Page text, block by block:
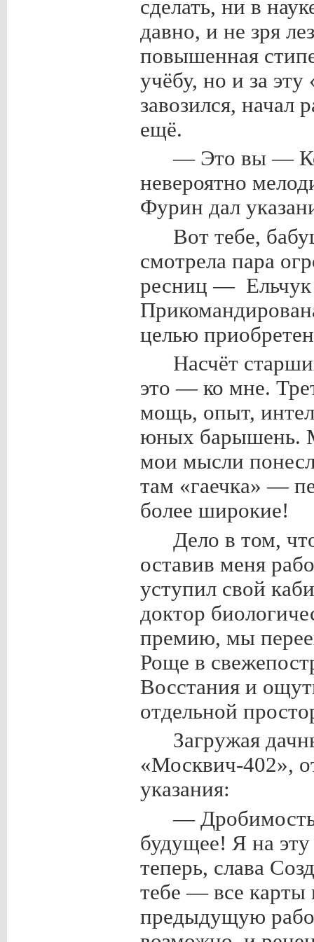
сделать, ни в
давно, и не зря
повышенная
учёбу, но и за
завозился, начал
ещё.
— Это вы —
невероятно
Фурин дал
Вот тебе,
смотрела пара
ресниц — Ельчук
целью
Насчёт
это — ко мне.
мощь, опыт,
юных барышень.
мои мысли
там «гаечка» —
более широкие!
Дело в том,
оставив меня
уступил свой
доктор
премию, мы
Роще в
Восстания и
отдельной
Загружая
«Москвич-402»,
указания:
—
будущее! Я на
теперь, слава
тебе — все карты
предыдущую